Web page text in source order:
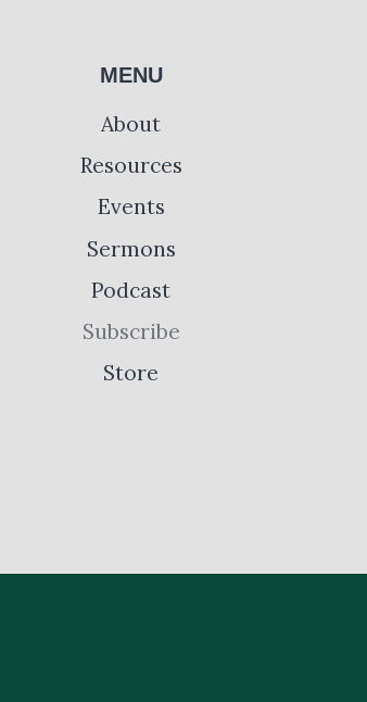
MENU
About
Resources
Events
Sermons
Podcast
Subscribe
Store